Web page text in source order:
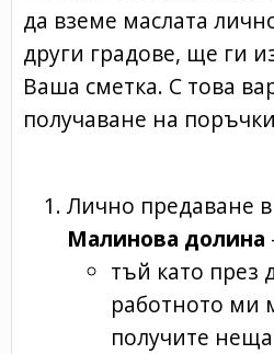
да вземе маслата
други градове, ще ги
Ваша сметка. С това
получаване на
Лично предаване
Малинова долина
тъй като през
работното ми
получите